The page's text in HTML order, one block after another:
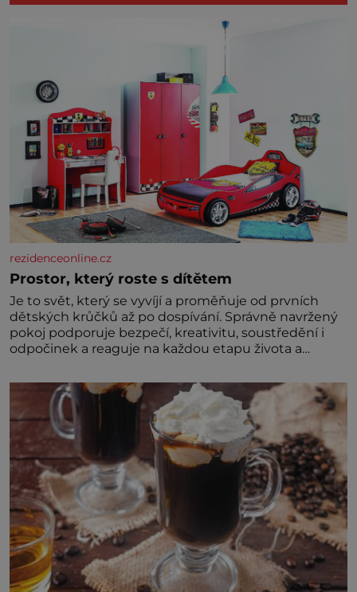
rezidenceonline.cz
Prostor, který roste s dítětem
Je to svět, který se vyvíjí a proměňuje od prvních
dětských krůčků až po dospívání. Správně navržený
pokoj podporuje bezpečí, kreativitu, soustředění i
odpočinek a reaguje na každou etapu života a
jednoduchost, měkkost a bezpečí, proto by pokoj
miminka měl působit především klidně a útulně.
Předškolní věk je